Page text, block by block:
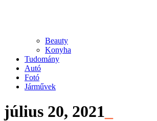
Beauty
Konyha
Tudomány
Autó
Fotó
Járművek
július 20, 2021